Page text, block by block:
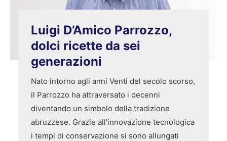
Luigi D’Amico Parrozzo,
dolci ricette da sei
generazioni
Nato intorno agli anni Venti del secolo scorso,
il Parrozzo ha attraversato i decenni
diventando un simbolo della tradizione
abruzzese. Grazie all’innovazione tecnologica
i tempi di conservazione si sono allungati